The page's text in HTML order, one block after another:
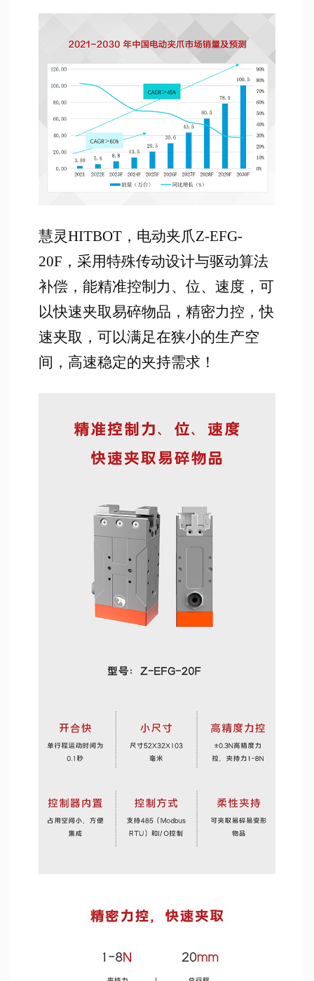
慧灵HITBOT，电动夹爪Z-EFG-
20F，采用特殊传动设计与驱动算法
补偿，能精准控制力、位、速度，可
以快速夹取易碎物品，精密力控，快
速夹取，可以满足在狭小的生产空
间，高速稳定的夹持需求！